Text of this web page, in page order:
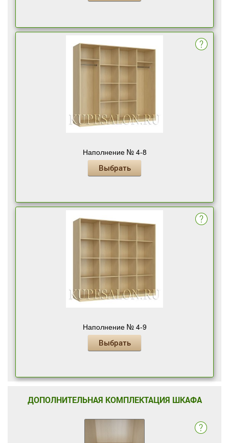
Наполнение № 4-8
Выбрать
Наполнение № 4-9
Выбрать
ДОПОЛНИТЕЛЬНАЯ КОМПЛЕКТАЦИЯ ШКАФА